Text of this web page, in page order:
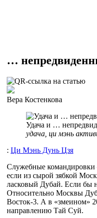
…
Вера Костенкова
Удача и …
удача, ци мэнь
: Ци Мэнь Дунь Цзя
Служебные командировки
если из сырой зябкой
ласковый Дубай. Если бы
Относительно Москвы
Восток-3. А в «змеином»
направлению Тай Суй.